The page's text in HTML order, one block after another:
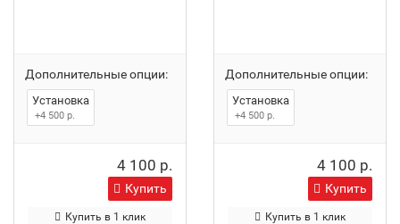
Дополнительные опции:
Установка
+4 500 р.
4 100 р.
Купить
Купить в 1 клик
Дополнительные опции:
Установка
+4 500 р.
4 100 р.
Купить
Купить в 1 клик